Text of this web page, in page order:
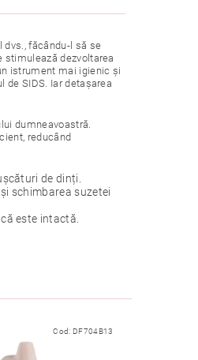
dvs., făcându-l să se
stimulează dezvoltarea
istrument mai igienic și
de SIDS. Iar detașarea
dumneavoastră.
reducând
de dinți.
schimbarea suzetei
este intactă.
Cod: DF704B13